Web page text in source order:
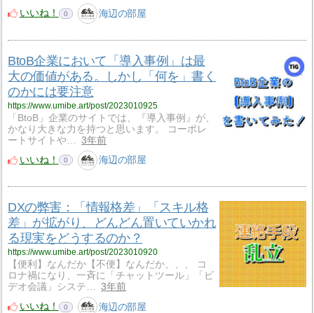
いいね！
0 海辺の部屋
BtoB企業において「導入事例」は最
大の価値がある。しかし「何を」書く
のかには要注意
https://www.umibe.art/post/2023010925
「BtoB」企業のサイトでは、『導入事例』が、
かなり大きな力を持つと思います。 コーポレ
ートサイトや…
3年前
いいね！
0 海辺の部屋
DXの弊害：「情報格差」「スキル格
差」が拡がり、どんどん置いていかれ
る現実をどうするのか？
https://www.umibe.art/post/2023010920
【便利】なんだか【不便】なんだか、、、 コ
ロナ禍になり、一斉に「チャットツール」「ビ
デオ会議」システ…
3年前
いいね！
0 海辺の部屋